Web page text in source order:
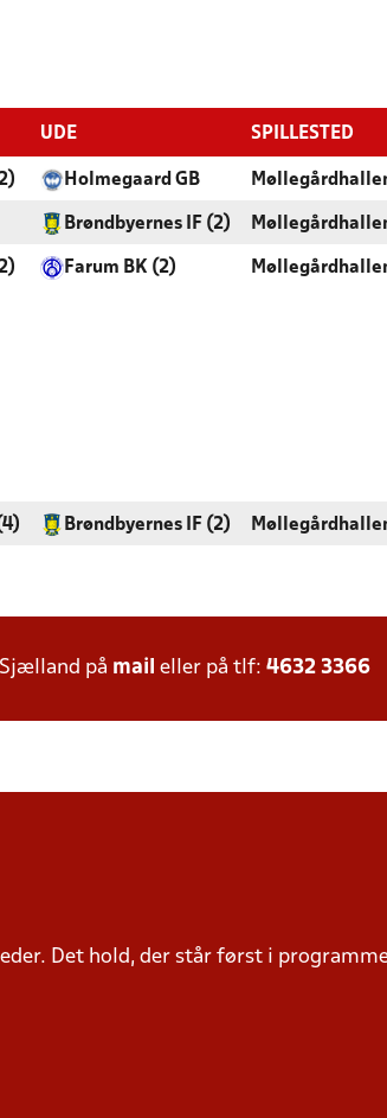
UDE SPILLESTED
Holmegaard GB
Brøndbyernes IF (2)
Farum BK (2)
Brøndbyernes IF (2)
på mail eller på tlf: 4632 3366
Det hold, der står først i